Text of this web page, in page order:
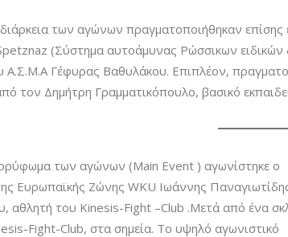
των αγώνων πραγματοποιήθηκαν επίσης
(Σύστημα αυτοάμυνας Ρώσσικων
Α.Σ.Μ.Α Γέφυρας Βαθυλάκου. Επιπλέον,
τον Δημήτρη Γραμματικόπουλο, βασικό
των αγώνων (Main Event ) αγωνίστηκε ο
Ευρωπαϊκής Ζώνης WKU Ιωάννης
αθλητή του Kinesis-Fight –Club .Μετά από ένα
Fight-Club, στα σημεία. Το υψηλό αγωνιστικό